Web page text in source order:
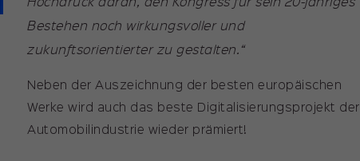
Bestehen noch wirkungsvoller und
zukunftsorientierter zu gestalten.“
Neben der Auszeichnung der besten europäischen
Werke wird auch das beste Digitalisierungsprojekt der
Automobilindustrie wieder prämiert!